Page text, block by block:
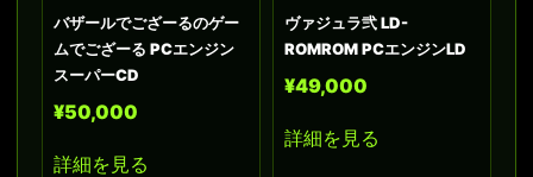
バザールでござーるのゲー
ムでござーる PCエンジン
スーパーCD
¥50,000
詳細を見る
ヴァジュラ弐 LD-
ROMROM PCエンジンLD
¥49,000
詳細を見る